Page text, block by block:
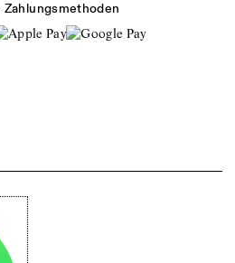
Zahlungsmethoden